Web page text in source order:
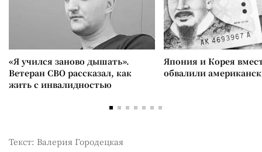
«Я учился заново дышать».
Ветеран СВО рассказал, как
жить с инвалидностью
Япония и Корея
обвалили
Текст: Валерия Городецкая